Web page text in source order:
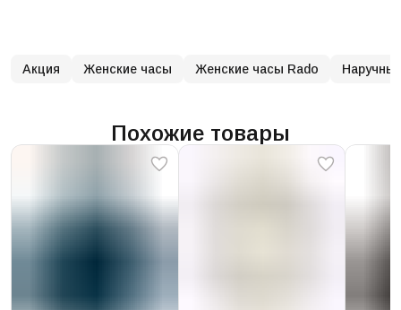
Акция Женские часы Женские часы Rado
Похожие товары